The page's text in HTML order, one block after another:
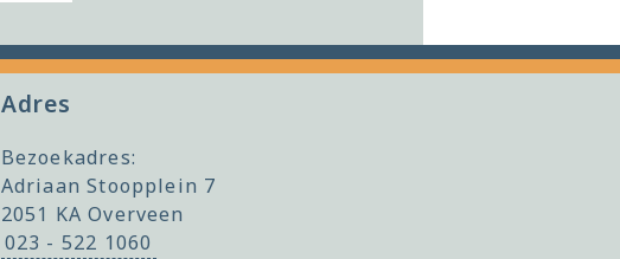
Adres
Bezoekadres:
Adriaan Stoopplein 7
2051 KA Overveen
023 - 522 1060